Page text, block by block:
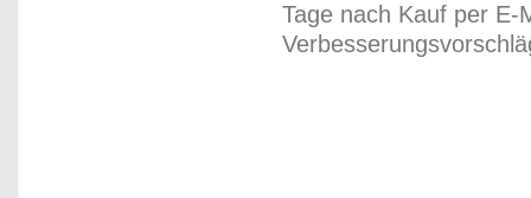
Tage nach Kauf per E-